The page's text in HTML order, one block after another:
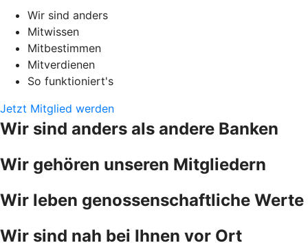
Wir sind anders
Mitwissen
Mitbestimmen
Mitverdienen
So funktioniert's
Jetzt Mitglied werden
Wir sind anders als andere Banken
Wir gehören unseren Mitgliedern
Wir leben genossenschaftliche Werte
Wir sind nah bei Ihnen vor Ort